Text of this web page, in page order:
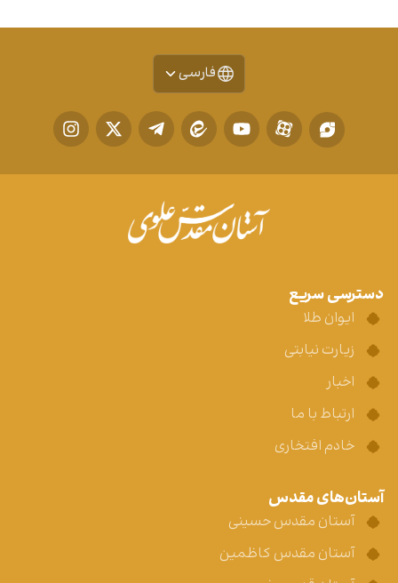
فارسی
دسترسی سریع
ایوان طلا
زیارت نیابتی
اخبار
ارتباط با ما
خادم افتخاری
آستان‌های مقدس
آستان مقدس حسینی
آستان مقدس کاظمین